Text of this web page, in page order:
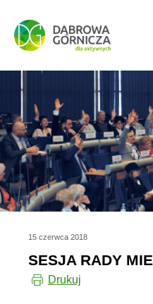
PRZEJDŹ DO MENU
PRZEJDŹ DO
PRZEJDŹ DO TREŚCI
15 czerwca 2018
SESJA RADY
Drukuj